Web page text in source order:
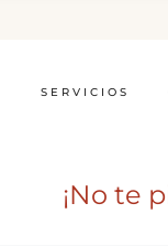
SERVICIOS
¡No te